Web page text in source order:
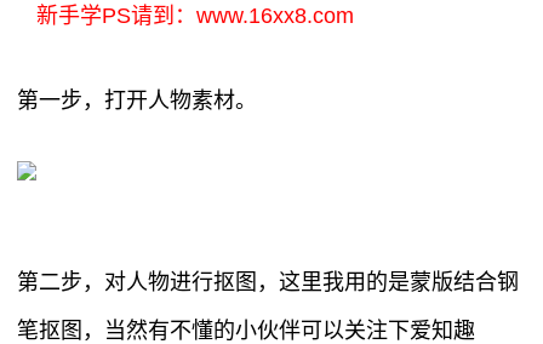
新手学PS请到：www.16xx8.com
第一步，打开人物素材。
第二步，对人物进行抠图，这里我用的是蒙版结合钢
笔抠图，当然有不懂的小伙伴可以关注下爱知趣